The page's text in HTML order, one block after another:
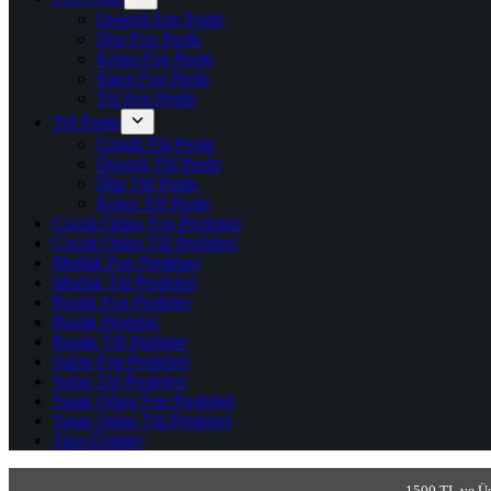
Desenli Fon Perde
Düz Fon Perde
Keten Fon Perde
Saten Fon Perde
Tül Fon Perde
Tül Perde
Çizgili Tül Perde
Desenli Tül Perde
Düz Tül Perde
Keten Tül Perde
Çocuk Odası Fon Perdeleri
Çocuk Odası Tül Perdeleri
Mutfak Fon Perdeleri
Mutfak Tül Perdeleri
Rustik Fon Perdeler
Rustik Perdeler
Rustik Tül Perdeler
Salon Fon Perdeleri
Salon Tül Perdeleri
Yatak Odası Fon Perdeleri
Yatak Odası Tül Perdeleri
Tüm Ürünler